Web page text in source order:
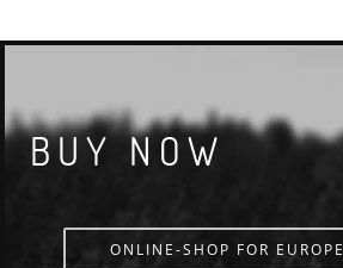
BUY NOW
ONLINE-SHOP FOR EUROPE